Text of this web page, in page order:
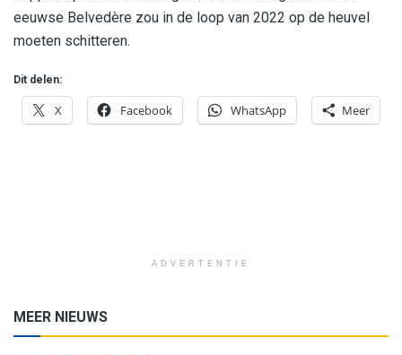
eeuwse Belvedère zou in de loop van 2022 op de heuvel
moeten schitteren.
Dit delen:
X Facebook WhatsApp Meer
ADVERTENTIE
MEER NIEUWS